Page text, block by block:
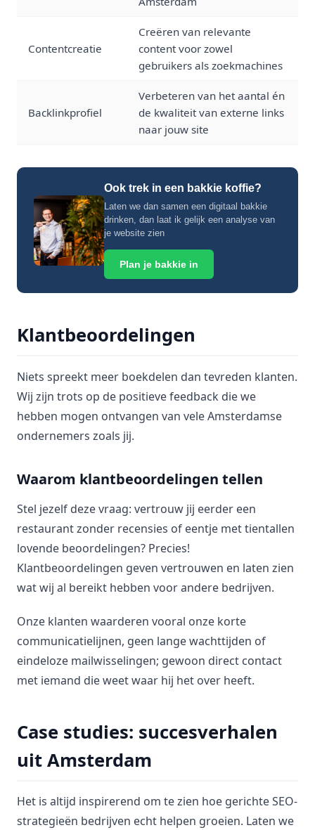
Contentcreatie
Creëren van relevante
content voor zowel
gebruikers als zoekmachines
Backlinkprofiel
Verbeteren van het aantal én
de kwaliteit van externe links
naar jouw site
Ook trek in een bakkie koffie?
Laten we dan samen een digitaal bakkie
drinken, dan laat ik gelijk een analyse van
je website zien
Plan je bakkie in
Klantbeoordelingen
Niets spreekt meer boekdelen dan tevreden klanten.
Wij zijn trots op de positieve feedback die we
hebben mogen ontvangen van vele Amsterdamse
ondernemers zoals jij.
Waarom klantbeoordelingen tellen
Stel jezelf deze vraag: vertrouw jij eerder een
restaurant zonder recensies of eentje met tientallen
lovende beoordelingen? Precies!
Klantbeoordelingen geven vertrouwen en laten zien
wat wij al bereikt hebben voor andere bedrijven.
Onze klanten waarderen vooral onze korte
communicatielijnen, geen lange wachttijden of
eindeloze mailwisselingen; gewoon direct contact
met iemand die weet waar hij het over heeft.
Case studies: succesverhalen
uit Amsterdam
Het is altijd inspirerend om te zien hoe gerichte SEO-
strategieën bedrijven echt helpen groeien. Laten we